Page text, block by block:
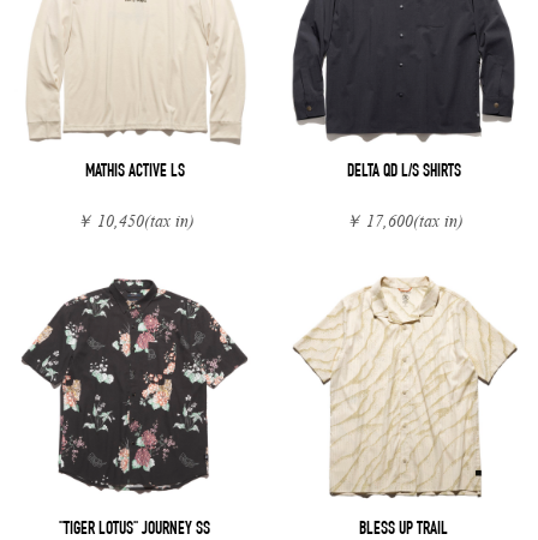
MATHIS ACTIVE LS
￥ 10,450(tax in)
DELTA QD L/S SHIRTS
￥ 17,600(tax in)
"TIGER LOTUS" JOURNEY SS BLESS UP TRAIL